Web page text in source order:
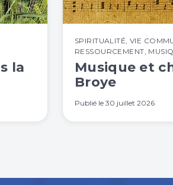
la
SPIRITUALITÉ ,VIE
RESSOURCEMENT
Musique et
Broye
Publié le 30 juillet 2026